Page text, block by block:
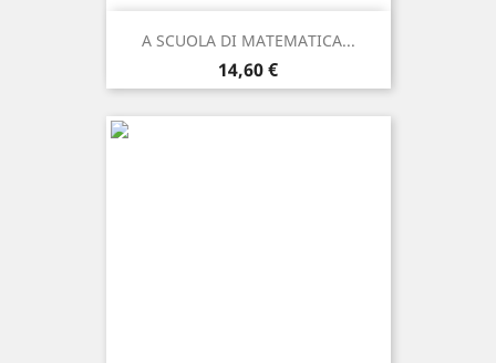
A SCUOLA DI MATEMATICA...
Prezzo
14,60 €